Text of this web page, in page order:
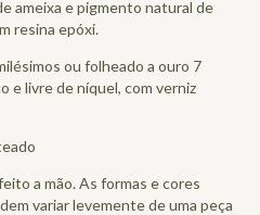
ameixa e pigmento natural de
resina epóxi.
ou folheado a ouro 7
e livre de níquel, com verniz
a mão. As formas e cores
variar levemente de uma peça